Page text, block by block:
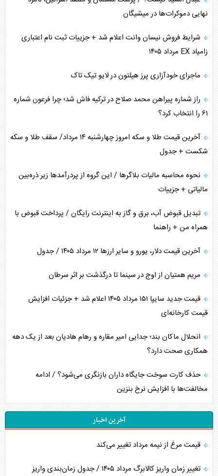
همسویی عربستان با سنتکام علیه متحدان ایران
ترامپ و توهم خلع سلاح حماس
چرا کویت به دنبال شریک امنیتی جدید است؟
اعتراف غرب به قدرت ایران در تثبیت معادلات
خطای راهبردی ترامپ مقابل برزیل
نهایی دموکرات‌ها در میشیگان
شرایط فروش نیسان وانت اعلام شد + جزییات ثبت نام اعتباری
زامیاد EX مرداد ۱۴۰۵
ماجرای خودآزاری پرز هیلتون در لایو تیک تاک
راز شماره پیراهن محمد صلاح در ترکیه فاش شد؛ چرا فرعون شماره
۶۱ را انتخاب کرد؟
آخرین قیمت طلا و سکه امروز چهارشنبه ۱۴ مرداد/ سقف طلا و سکه
شکست + جدول
نحوه محاسبه مالیات بلاگر‌ها / این گروه از پردرآمد‌ها زیر ذره‌بین
مالیاتی + جزییات
تبدیل قبوض آب، برق و گاز به اینترنت رایگان / پرداخت قبوض با
همراه من + راهنما
آخرین قیمت دلار، یورو و سایر ارز‌ها ۱۲ مرداد ۱۴۰۵ / جدول
مریم همتیان از اوج در سینما تا درگذشت بر اثر سرطان
قیمت جدید سایپا ۱۵۱ مرداد ۱۴۰۵ اعلام شد + جزئیات افزایش
قیمت کارخانه‌ای
انحلال ماکان بند؛ جدایی امیر مقاره و رهام هادیان بعد از یک دهه
همکاری صحت دارد؟
حذف کارت سوخت جایگاه داران بازنگری می‌شود؟ / ادامه
مخالفت‌ها با افزایش نرخ بنزین
آخرین اخبار
قیمت مرغ از نیمه مرداد تغییر می‌کند
تغییر زمان واریز کالابرگ مرداد ۱۴۰۵ / جدول زمان‌بندی واریز